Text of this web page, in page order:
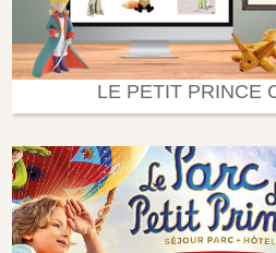
LE PETIT PRINCE